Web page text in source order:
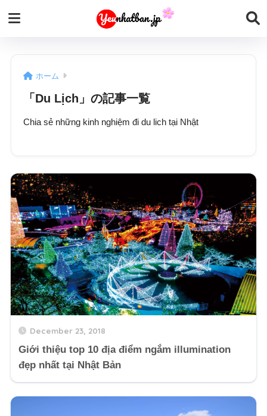
ホーム
「Du Lịch」の記事一覧
Chia sẻ những kinh nghiệm đi du lich tại Nhật
December 23, 2018
Giới thiệu top 10 địa điểm ngắm illumination
đẹp nhất tại Nhật Bản